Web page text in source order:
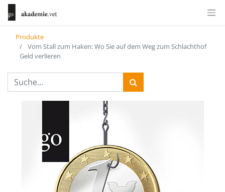
Produkte
Vom Stall zum Haken: Wo Sie auf dem Weg zum Schlachthof
Geld verlieren